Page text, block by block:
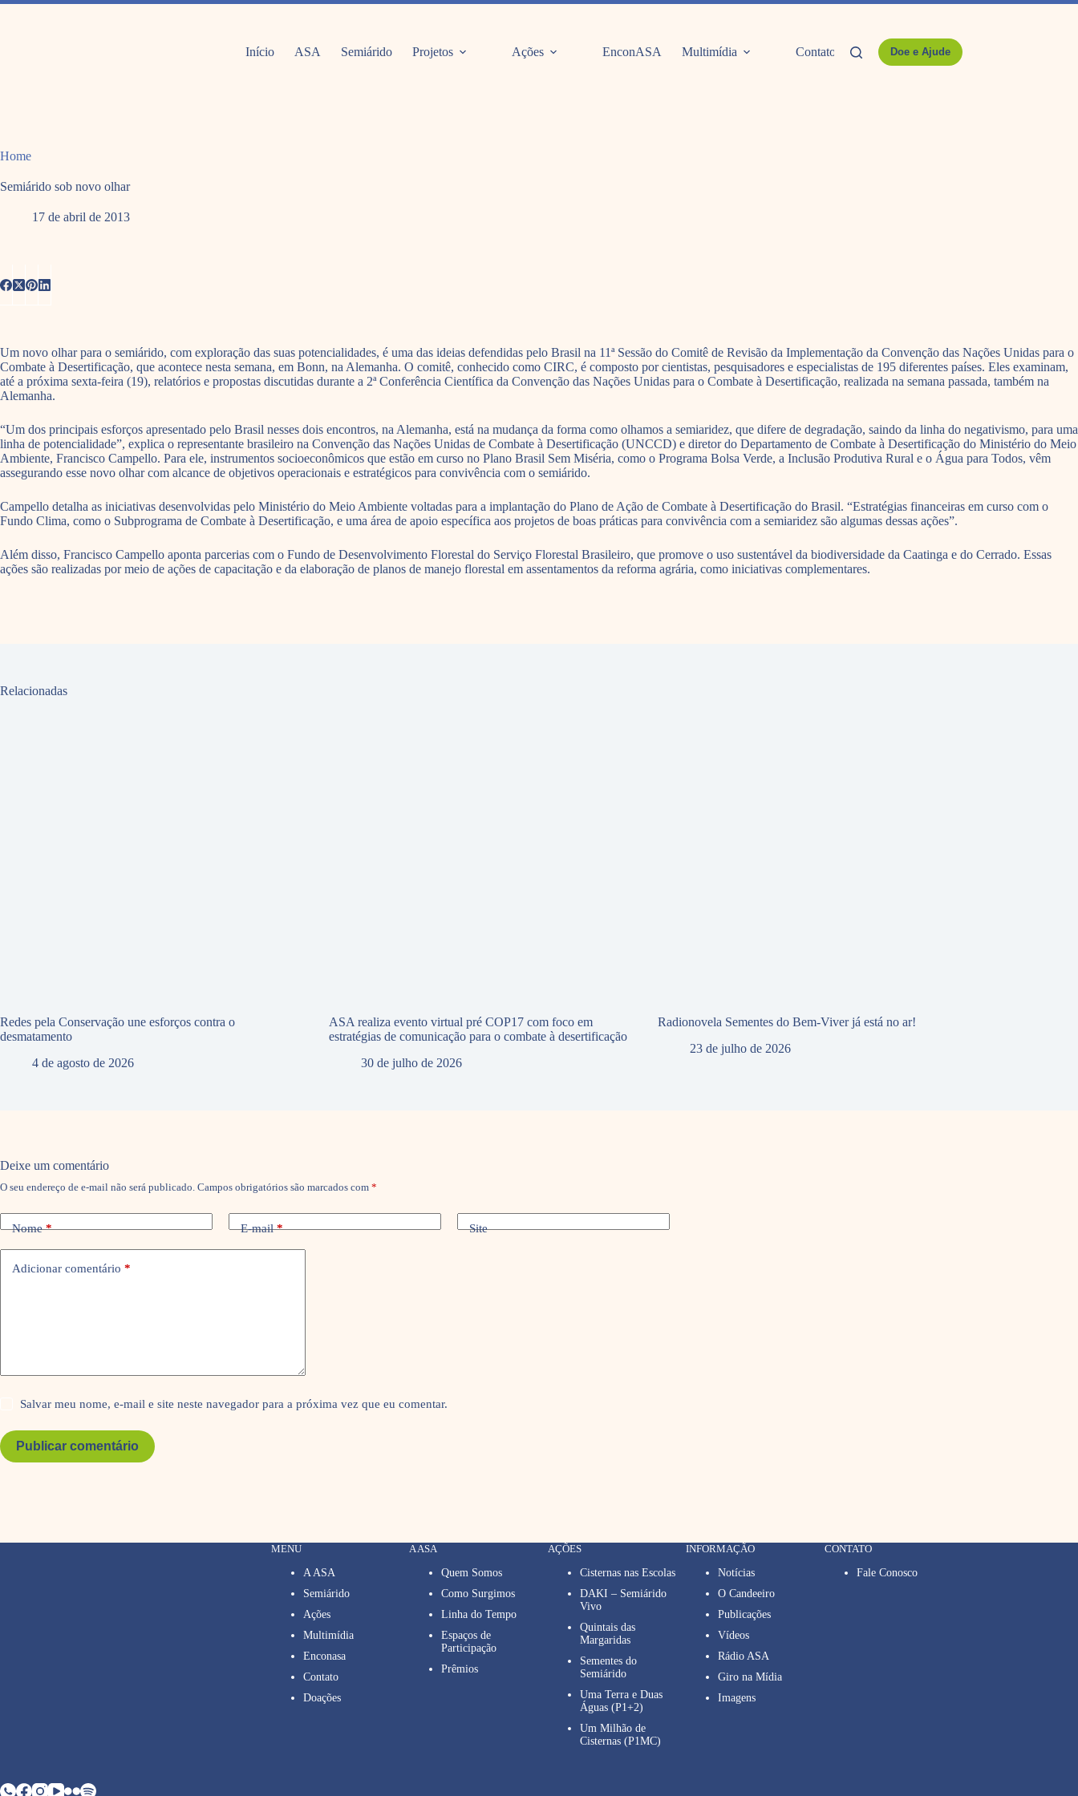
Pular
Início ASA Semiárido Projetos Ações EnconASA Multimídia Contato Doe e Ajude
Home
Semiárido sob novo olhar
17 de abril de 2013
Um novo olhar para o semiárido, com exploração das suas potencialidades, é uma das ideias defendidas pelo Brasil na 11ª Sessão do Comitê de Revisão da Implementação da Convenção das Nações Unidas para o
Combate à Desertificação, que acontece nesta semana, em Bonn, na Alemanha. O comitê, conhecido como CIRC, é composto por cientistas, pesquisadores e especialistas de 195 diferentes países. Eles examinam,
até a próxima sexta-feira (19), relatórios e propostas discutidas durante a 2ª Conferência Científica da Convenção das Nações Unidas para o Combate à Desertificação, realizada na semana passada, também na
Alemanha.
“Um dos principais esforços apresentado pelo Brasil nesses dois encontros, na Alemanha, está na mudança da forma como olhamos a semiaridez, que difere de degradação, saindo da linha do negativismo, para uma
linha de potencialidade”, explica o representante brasileiro na Convenção das Nações Unidas de Combate à Desertificação (UNCCD) e diretor do Departamento de Combate à Desertificação do Ministério do Meio
Ambiente, Francisco Campello. Para ele, instrumentos socioeconômicos que estão em curso no Plano Brasil Sem Miséria, como o Programa Bolsa Verde, a Inclusão Produtiva Rural e o Água para Todos, vêm
assegurando esse novo olhar com alcance de objetivos operacionais e estratégicos para convivência com o semiárido.
Campello detalha as iniciativas desenvolvidas pelo Ministério do Meio Ambiente voltadas para a implantação do Plano de Ação de Combate à Desertificação do Brasil. “Estratégias financeiras em curso com o
Fundo Clima, como o Subprograma de Combate à Desertificação, e uma área de apoio específica aos projetos de boas práticas para convivência com a semiaridez são algumas dessas ações”.
Além disso, Francisco Campello aponta parcerias com o Fundo de Desenvolvimento Florestal do Serviço Florestal Brasileiro, que promove o uso sustentável da biodiversidade da Caatinga e do Cerrado. Essas
ações são realizadas por meio de ações de capacitação e da elaboração de planos de manejo florestal em assentamentos da reforma agrária, como iniciativas complementares.
Relacionadas
Redes pela Conservação une esforços contra o
desmatamento
4 de agosto de 2026
ASA realiza evento virtual pré COP17 com foco em
estratégias de comunicação para o combate à desertificação
30 de julho de 2026
Radionovela Sementes do Bem-Viver já está no ar!
23 de julho de 2026
Deixe um comentário
O seu endereço de e-mail não será publicado. Campos obrigatórios são marcados com *
Nome* E-mail* Site
Adicionar comentário *
Salvar meu nome, e-mail e site neste navegador para a próxima vez que eu comentar.
Publicar comentário
MENU
A ASA
Semiárido
Ações
Multimídia
Enconasa
Contato
Doações
A ASA
Quem Somos
Como Surgimos
Linha do Tempo
Espaços de
Participação
Prêmios
AÇÕES
Cisternas nas Escolas
DAKI – Semiárido
Vivo
Quintais das
Margaridas
Sementes do
Semiárido
Uma Terra e Duas
Águas (P1+2)
Um Milhão de
Cisternas (P1MC)
INFORMAÇÃO
Notícias
O Candeeiro
Publicações
Vídeos
Rádio ASA
Giro na Mídia
Imagens
CONTATO
Fale Conosco